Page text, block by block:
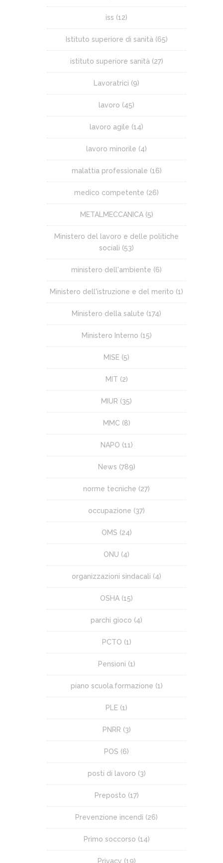
iss (12)
Istituto superiore di sanità (65)
istituto superiore sanità (27)
Lavoratrici (9)
lavoro (45)
lavoro agile (14)
lavoro minorile (4)
malattia professionale (16)
medico competente (26)
METALMECCANICA(5)
Ministero del lavoro e delle politiche
sociali (53)
ministero dell'ambiente (6)
Ministero dell'istruzione e del merito (1)
Ministero della salute (174)
Ministero Interno (15)
MISE (5)
MIT (2)
MIUR (35)
MMC (8)
NAPO (11)
News (789)
norme tecniche (27)
occupazione (37)
OMS (24)
ONU (4)
organizzazioni sindacali (4)
OSHA (15)
parchi gioco (4)
PCTO (1)
Pensioni (1)
piano scuola.formazione (1)
PLE (1)
PNRR (3)
POS (6)
posti di lavoro (3)
Preposto (17)
Prevenzione incendi (26)
Primo soccorso (14)
Privacy (19)